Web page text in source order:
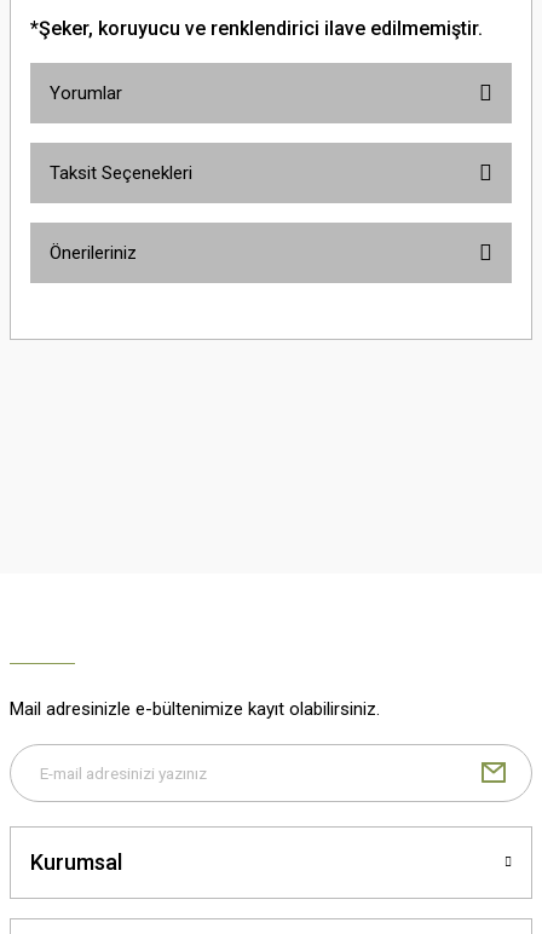
*Şeker, koruyucu ve renklendirici ilave edilmemiştir.
Yorumlar
Taksit Seçenekleri
Önerileriniz
yetersiz gördüğünüz noktaları öneri formunu kullanarak tarafımıza
Mail adresinizle e-bültenimize kayıt olabilirsiniz.
Kurumsal